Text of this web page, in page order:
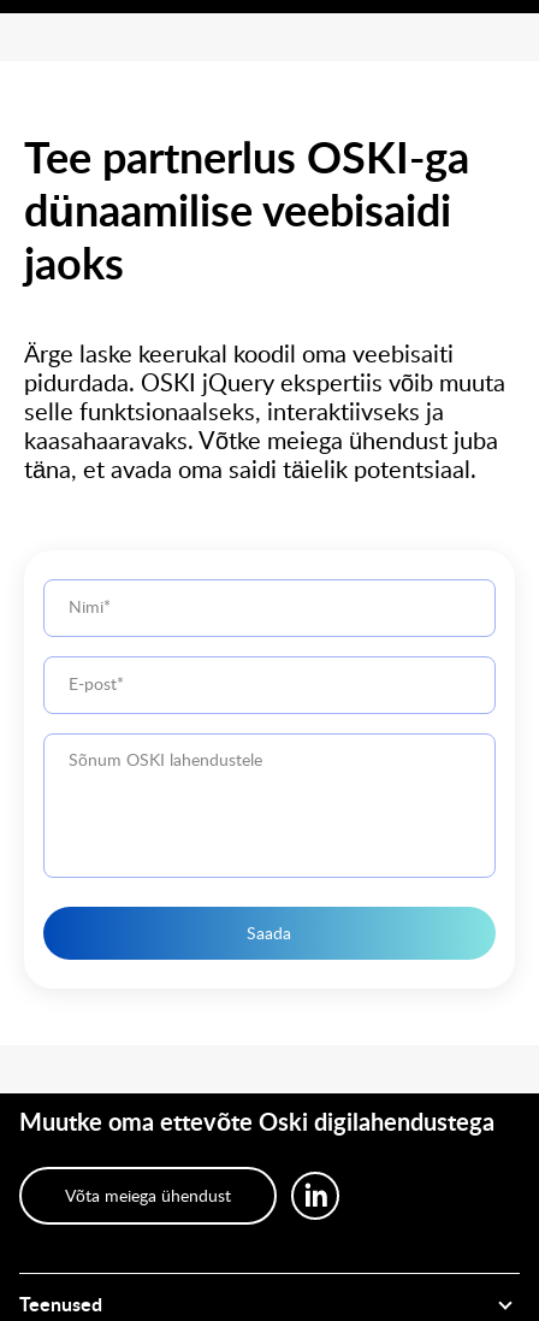
Tee partnerlus OSKI-ga
dünaamilise veebisaidi
jaoks
Ärge laske keerukal koodil oma veebisaiti
pidurdada. OSKI jQuery ekspertiis võib muuta
selle funktsionaalseks, interaktiivseks ja
kaasahaaravaks. Võtke meiega ühendust juba
täna, et avada oma saidi täielik potentsiaal.
Saada
Muutke oma ettevõte Oski digilahendustega
Võta meiega ühendust
Teenused